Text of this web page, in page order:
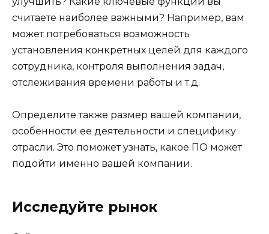
считаете наиболее важными? Например, вам
может потребоваться возможность
установления конкретных целей для каждого
сотрудника, контроля выполнения задач,
отслеживания времени работы и т.д.
Определите также размер вашей компании,
особенности ее деятельности и специфику
отрасли. Это поможет узнать, какое ПО может
подойти именно вашей компании.
Исследуйте рынок